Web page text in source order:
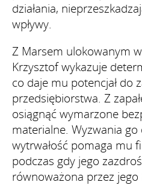
działania,
wpływy.
Z Marsem ulokowanym
Krzysztof wykazuje
co daje mu potencjał do
przedsiębiorstwa. Z
osiągnąć wymarzone
materialne. Wyzwania go
wytrwałość pomaga mu
podczas gdy jego
równoważona przez